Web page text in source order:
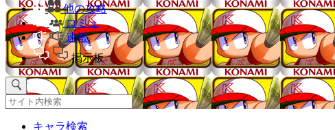
他の攻略
コミュ
速報
掲示板
キャラ検索